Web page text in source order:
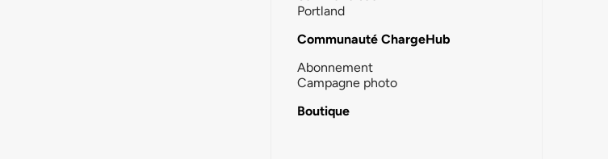
Portland
Communauté ChargeHub
Abonnement
Campagne photo
Boutique